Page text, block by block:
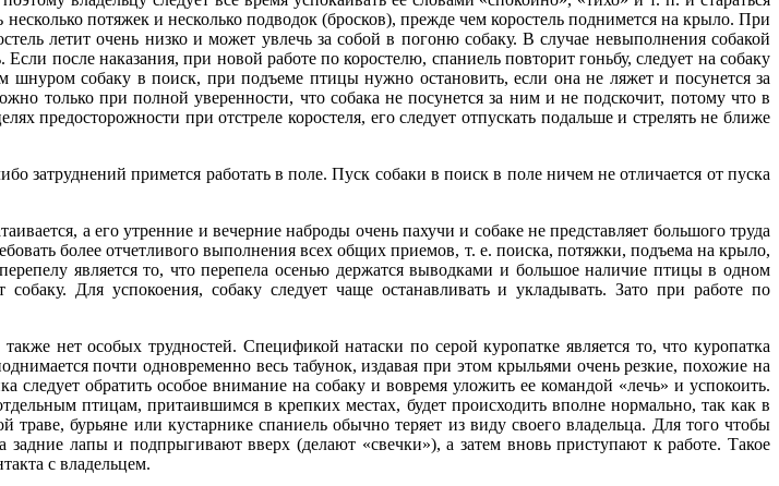
потяжек и несколько подводок (бросков), прежде чем коростель поднимется на крыло. При
летит очень низко и может увлечь за собой в погоню собаку. В случае невыполнения собакой
после наказания, при новой работе по коростелю, спаниель повторит гоньбу, следует на собаку
собаку в поиск, при подъеме птицы нужно остановить, если она не ляжет и посунется за
только при полной уверенности, что собака не посунется за ним и не подскочит, потому что в
предосторожности при отстреле коростеля, его следует отпускать подальше и стрелять не ближе
затруднений примется работать в поле. Пуск собаки в поиск в поле ничем не отличается от пуска
а его утренние и вечерние наброды очень пахучи и собаке не представляет большого труда
более отчетливого выполнения всех общих приемов, т. е. поиска, потяжки, подъема на крыло,
является то, что перепела осенью держатся выводками и большое наличие птицы в одном
Для успокоения, собаку следует чаще останавливать и укладывать. Зато при работе по
нет особых трудностей. Спецификой натаски по серой куропатке является то, что куропатка
почти одновременно весь табунок, издавая при этом крыльями очень резкие, похожие на
следует обратить особое внимание на собаку и вовремя уложить ее командой «лечь» и успокоить.
птицам, притаившимся в крепких местах, будет происходить вполне нормально, так как в
бурьяне или кустарнике спаниель обычно теряет из виду своего владельца. Для того чтобы
задние лапы и подпрыгивают вверх (делают «свечки»), а затем вновь приступают к работе. Такое
с владельцем.